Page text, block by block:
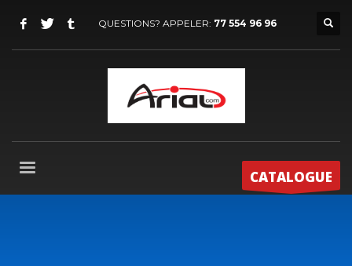
QUESTIONS? APPELER: 77 554 96 96
CATALOGUE